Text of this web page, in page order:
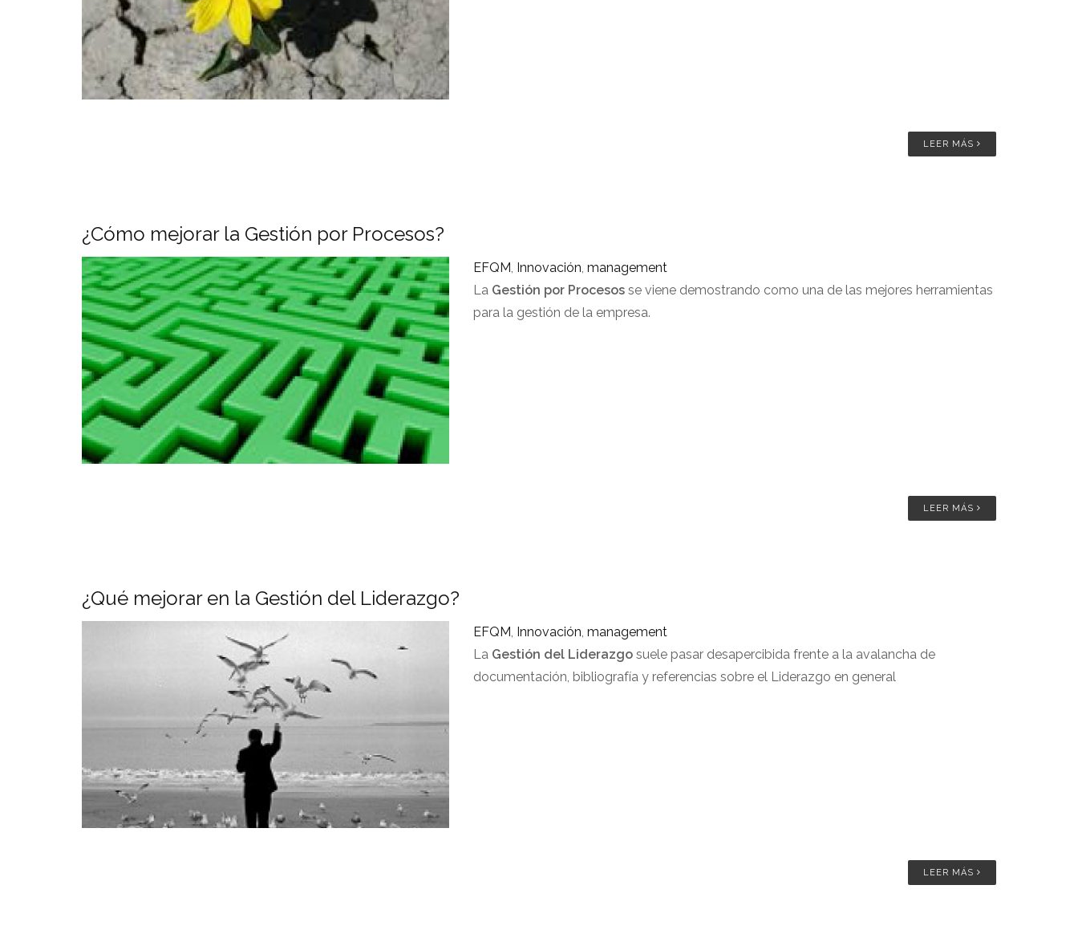
LEER MÁS
¿Cómo mejorar la Gestión por Procesos?
EFQM, Innovación, management
La Gestión por Procesosse viene demostrando como una de las mejores herramientas
para la gestión de la empresa.
LEER MÁS
¿Qué mejorar en la Gestión del Liderazgo?
EFQM, Innovación, management
La Gestión del Liderazgo suele pasar desapercibida frente a la avalancha de
documentación, bibliografía y referencias sobre el Liderazgo en general
LEER MÁS